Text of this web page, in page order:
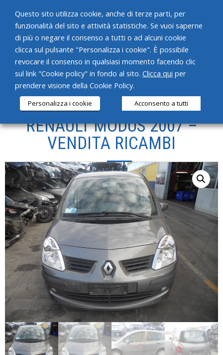
HOME
CHI SIAMO
SERVIZI
PRODOTTI
CONTATTI
RENAULT MODUS 2007 –
VENDITA RICAMBI
Questo sito utilizza cookie, anche di terze parti, per
funzionalità del sito e attività statistiche. Se vuoi saperne
di più o negare il consenso a tutti o ad alcuni cookie
clicca sul pulsante "Personalizza i cookie". È possibile
revocare il consenso in qualsiasi momento facendo clic
sul link "Cookie policy" in fondo al sito. Clicca qui per
prendere visione della Cookie Policy.
Personalizza i cookie Acconsento a tutti